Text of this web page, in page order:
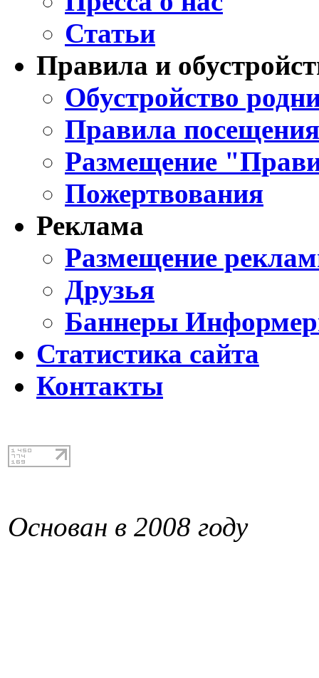
Статьи
Правила и
Обустройство
Правила
Размещение
Пожертвования
Реклама
Размещение
Друзья
Баннеры
Статистика сайта
Контакты
Основан в 2008 году